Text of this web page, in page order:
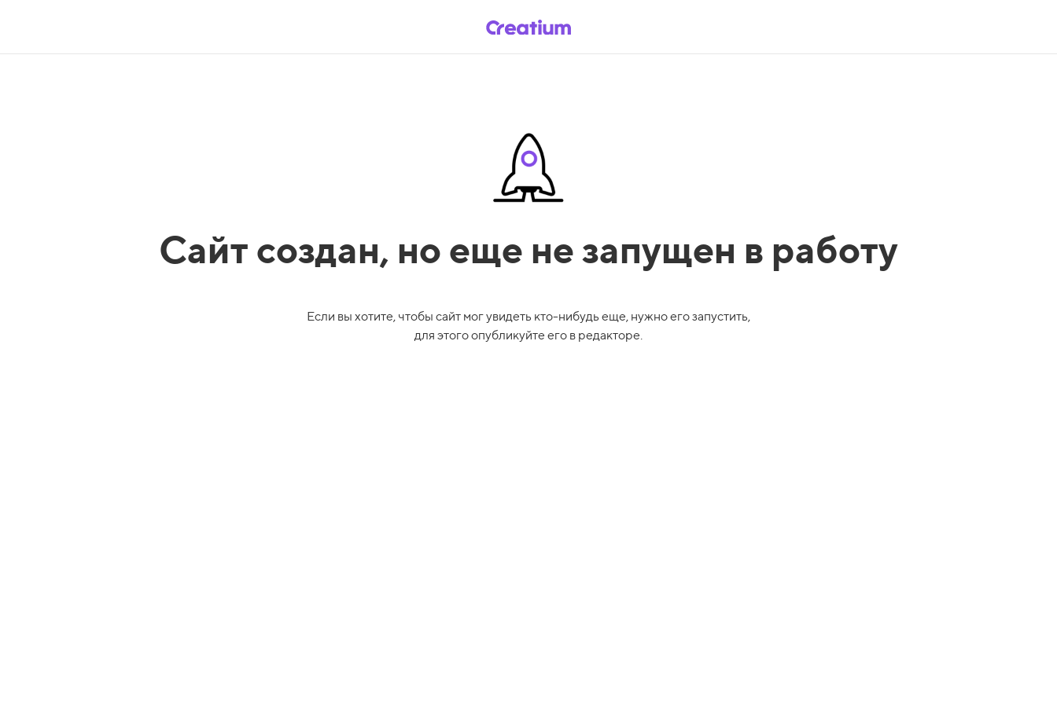
Сайт создан, но еще не запущен в работу
Если вы хотите, чтобы сайт мог увидеть кто-нибудь еще, нужно его запустить,
для этого опубликуйте его в редакторе.